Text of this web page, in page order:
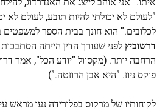
"לעולם לא יכולתי להיות תובע, לעולם לא
לכלובים." הוא חונך בבית הספר למשפטים
דרשוביץלפני שעורך הדין הייתה
הרחבה יותר. (מקסוול "יודע הכל", אמר
פוקס ניוז. "היא אבן הרוזטה.")
לקוחותיו של מרקוס בפלורידה נעו מראש